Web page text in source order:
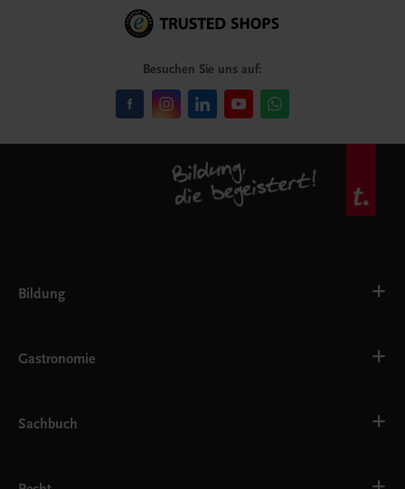
Besuchen Sie uns auf:
Bildung
AHS
EWF/ZWF
FW
Gastronomie
Getränke
Service
Sachbuch